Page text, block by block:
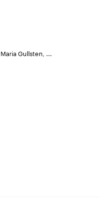
Maria Gullsten, ...